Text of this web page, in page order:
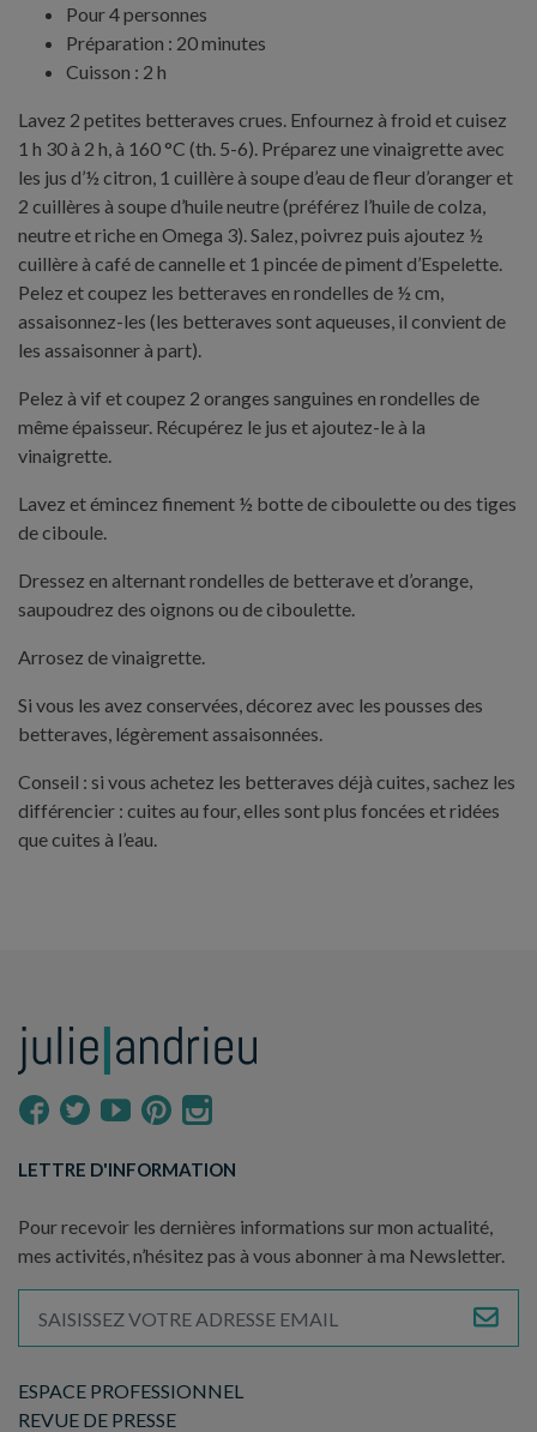
Pour 4 personnes
Préparation : 20 minutes
Cuisson : 2 h
Lavez 2 petites betteraves crues. Enfournez à froid et cuisez
1 h 30 à 2 h, à 160 °C (th. 5-6). Préparez une vinaigrette avec
les jus d’½ citron, 1 cuillère à soupe d’eau de fleur d’oranger et
2 cuillères à soupe d’huile neutre (préférez l’huile de colza,
neutre et riche en Omega 3). Salez, poivrez puis ajoutez ½
cuillère à café de cannelle et 1 pincée de piment d’Espelette.
Pelez et coupez les betteraves en rondelles de ½ cm,
assaisonnez-les (les betteraves sont aqueuses, il convient de
les assaisonner à part).
Pelez à vif et coupez 2 oranges sanguines en rondelles de
même épaisseur. Récupérez le jus et ajoutez-le à la
vinaigrette.
Lavez et émincez finement ½ botte de ciboulette ou des tiges
de ciboule.
Dressez en alternant rondelles de betterave et d’orange,
saupoudrez des oignons ou de ciboulette.
Arrosez de vinaigrette.
Si vous les avez conservées, décorez avec les pousses des
betteraves, légèrement assaisonnées.
Conseil : si vous achetez les betteraves déjà cuites, sachez les
différencier : cuites au four, elles sont plus foncées et ridées
que cuites à l’eau.
ESPACE PROFESSIONNEL
REVUE DE PRESSE
LETTRE D'INFORMATION
Pour recevoir les dernières informations sur mon actualité,
mes activités, n’hésitez pas à vous abonner à ma Newsletter.